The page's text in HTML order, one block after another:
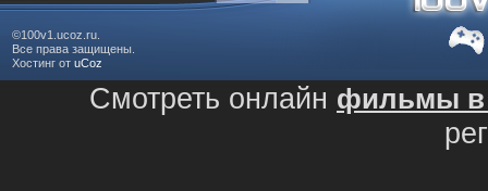
©100v1.ucoz.ru.
Все права защищены.
Хостинг от uCoz
Смотреть онлайн фильмы в